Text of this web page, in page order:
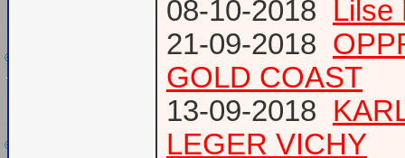
08-10-2018 Lilse
21-09-2018
GOLD COAST
13-09-2018
LEGER VICHY